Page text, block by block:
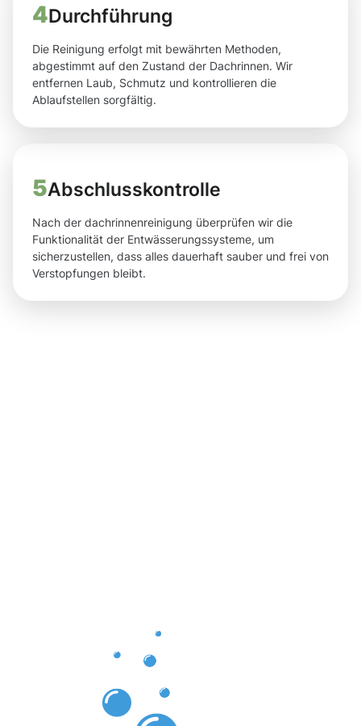
4Durchführung
Die Reinigung erfolgt mit bewährten Methoden,
abgestimmt auf den Zustand der Dachrinnen. Wir
entfernen Laub, Schmutz und kontrollieren die
Ablaufstellen sorgfältig.
5Abschlusskontrolle
Nach der dachrinnenreinigung überprüfen wir die
Funktionalität der Entwässerungssysteme, um
sicherzustellen, dass alles dauerhaft sauber und frei von
Verstopfungen bleibt.